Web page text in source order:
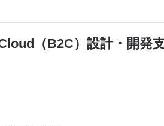
（B2C）設計・開発